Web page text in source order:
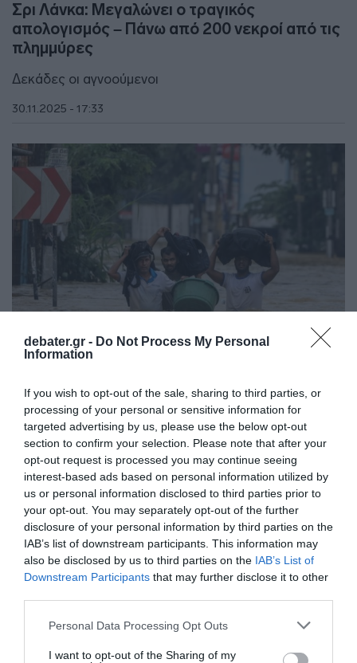
debater.gr - Do Not Process My Personal
Information
If you wish to opt-out of the sale, sharing to third parties, or
processing of your personal or sensitive information for
targeted advertising by us, please use the below opt-out
section to confirm your selection. Please note that after your
opt-out request is processed you may continue seeing
interest-based ads based on personal information utilized by
us or personal information disclosed to third parties prior to
your opt-out. You may separately opt-out of the further
disclosure of your personal information by third parties on the
IAB’s list of downstream participants. This information may
also be disclosed by us to third parties on the IAB’s List of
Downstream Participants that may further disclose it to other
Please note that this website/app uses one or more Google
not limited to your visit or usage behaviour. You may click to
Personal Data Processing Opt Outs
I want to opt-out of the Sharing of my
Σρι Λάνκα: Μεγαλώνει ο τραγικός
απολογισμός – Πάνω από 200 νεκροί από τις
πλημμύρες
Δεκάδες οι αγνοούμενοι
30.11.2025 - 17:33
Μεγαλώνει ο τραγικός απολογισμός από τις
κατολισθήσεις και τις πλημμύρες στη Σρι
Λάνκα – Στους 153 οι νεκροί, αγνοούνται
δεκάδες
Έκκληση για διεθνή βοήθεια ώστε να αντιμετωπιστεί η
κρίση
29.11.2025 - 18:54